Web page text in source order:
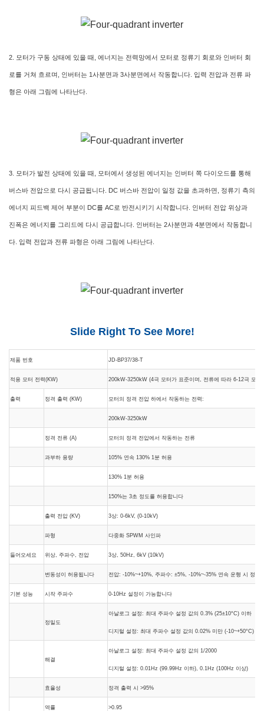
2. 모터가 구동 상태에 있을 때, 에너지는 전력망에서 모터로 정류기 회로와 인버터 회
로를 거쳐 흐르며, 인버터는 1사분면과 3사분면에서 작동합니다. 입력 전압과 전류 파
형은 아래 그림에 나타난다.
3. 모터가 발전 상태에 있을 때, 모터에서 생성된 에너지는 인버터 쪽 다이오드를 통해
버스바 전압으로 다시 공급됩니다. DC 버스바 전압이 일정 값을 초과하면, 정류기 측의
에너지 피드백 제어 부분이 DC를 AC로 반전시키기 시작합니다. 인버터 전압 위상과
진폭은 에너지를 그리드에 다시 공급합니다. 인버터는 2사분면과 4분면에서 작동합니
다. 입력 전압과 전류 파형은 아래 그림에 나타난다.
Slide Right To See More!
제품 번호 JD-BP37/38-T
적용 모터 전력(KW) 200kW-3250kW (4극 모터가 표준이며, 전류에 따라 6-12극 모터
출력 정격 출력 (KW) 모터의 정격 전압 하에서 작동하는 전력:
200kW-3250kW
정격 전류 (A) 모터의 정격 전압에서 작동하는 전류
과부하 용량 105% 연속 130% 1분 허용
130% 1분 허용
150%는 3초 정도를 허용합니다
출력 전압 (KV) 3상: 0-6kV, (0-10kV)
파형 다중화 SPWM 사인파
들어오세요 위상, 주파수, 전압 3상, 50Hz, 6kV (10kV)
변동성이 허용됩니다 전압: -10%~+10%, 주파수: ±5%, -10%~-35% 연속 운행 시 정격
기본 성능 시작 주파수 0-10Hz 설정이 가능합니다
정밀도
아날로그 설정: 최대 주파수 설정 값의 0.3% (25±10°C) 이하
디지털 설정: 최대 주파수 설정 값의 0.02% 미만 (-10~+50°C)
해결
아날로그 설정: 최대 주파수 설정 값의 1/2000
디지털 설정: 0.01Hz (99.99Hz 이하), 0.1Hz (100Hz 이상)
효율성 정격 출력 시 >95%
역률 >0.95